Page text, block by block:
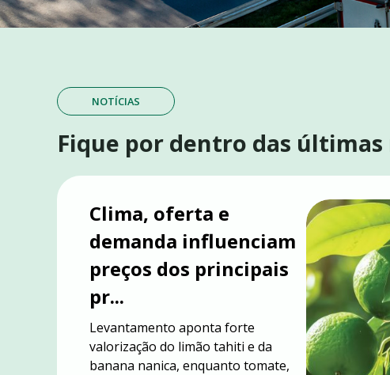
FAESP ALERTA PARA
EXPLOSÃO DE CUSTOS
INSEGURANÇA
NO AGRO COM
MP DO FRETE
NOTÍCIAS
Fique por dentro das
Clima, oferta e
demanda influenciam
preços dos principais
pr...
Levantamento aponta forte
valorização do limão tahiti e da
banana nanica, enquanto tomate,